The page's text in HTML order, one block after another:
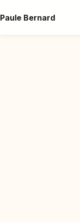
Paule Bernard